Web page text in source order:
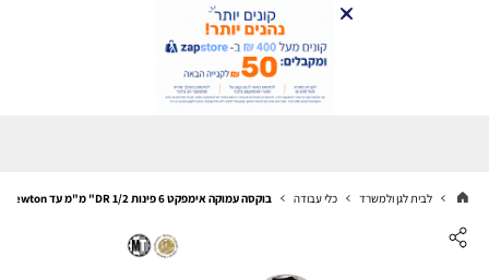
לבית לגן ולמשרד כלי עבודה בוקסה עמוקה אימפקט 6 פינות DR 1/2" מ"מ עד 2,850Nm | B.Tech Newton